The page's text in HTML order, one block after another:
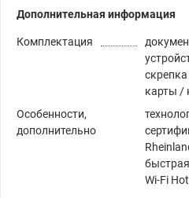
Дополнительная информация
Комплектация
карты /
Особенности,
дополнительно
Wi-Fi